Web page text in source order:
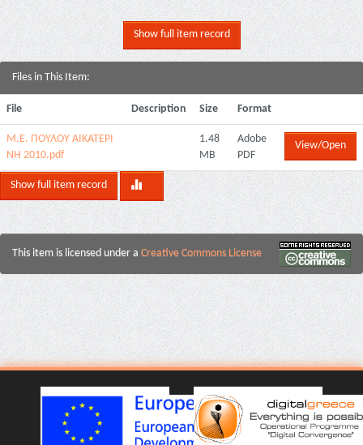
Show full item record
Files in This Item:
File Description Size Format
Μ.Ε. ΠΟΥΛΟΥ ΑΙΚΑΤΕΡΙ
ΝΗ 2010.pdf
1.48
MB
Adobe
PDF
View/Open
Show full item record
This item is licensed under a Creative Commons License